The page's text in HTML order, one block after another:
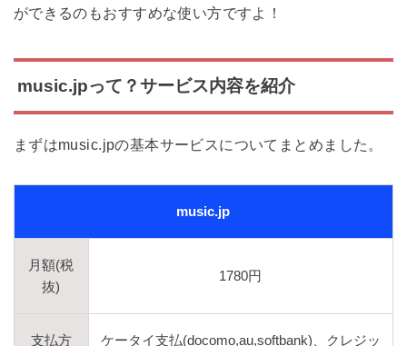
ができるのもおすすめな使い方ですよ！
music.jpって？サービス内容を紹介
まずはmusic.jpの基本サービスについてまとめました。
music.jp
月額(税
抜)
1780円
支払方
ケータイ支払(docomo,au,softbank)、クレジッ